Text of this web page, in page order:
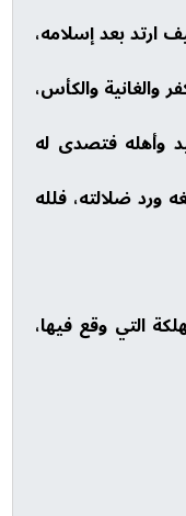
ارتد بعد إسلامه،
والكأس،
وأهله فتصدى له
ضلالته، فلله
التي وقع فيها،